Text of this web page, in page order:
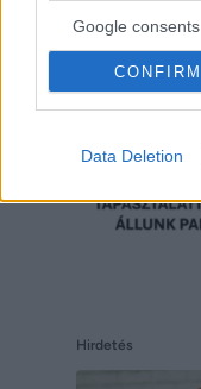
Google consents
CONFIRM
Data Deletion
Hirdetés